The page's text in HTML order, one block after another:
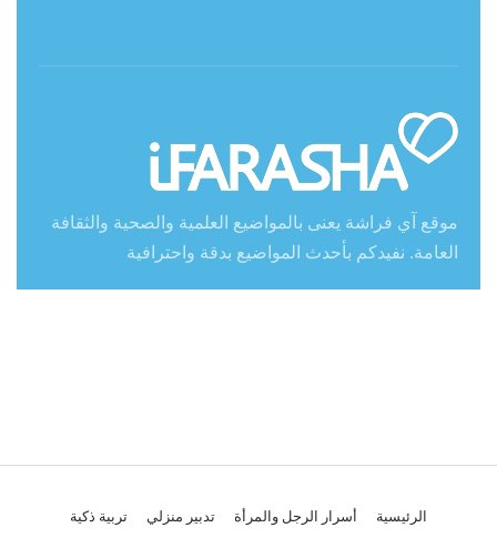
موقع آي فراشة يعنى بالمواضيع العلمية والصحية والثقافة
العامة. نفيدكم بأحدث المواضيع بدقة واحترافية
الرئيسية أسرار الرجل والمرأة تدبير منزلي تربية ذكية